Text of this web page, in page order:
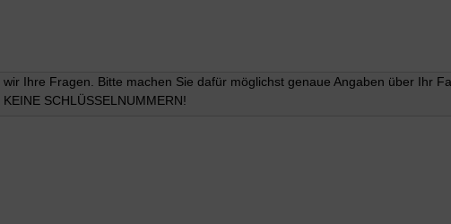
Ihre Fragen. Bitte machen Sie dafür möglichst genaue Angaben über Ihr
SCHLÜSSELNUMMERN!